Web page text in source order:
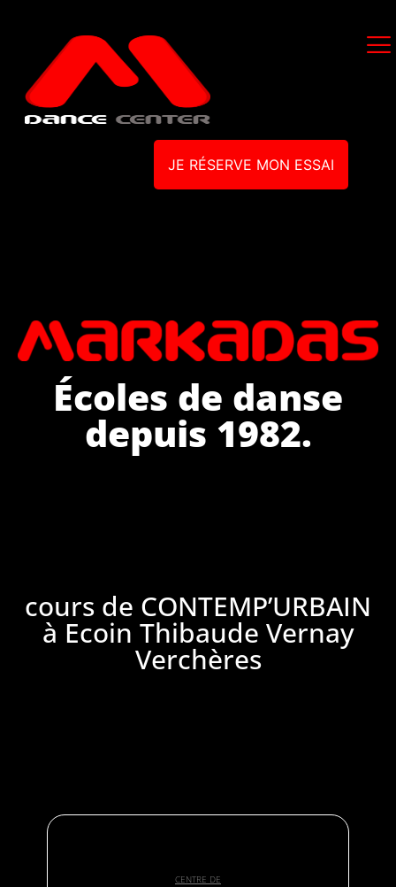
JE RÉSERVE MON ESSAI
Écoles de danse
depuis 1982.
cours de CONTEMP’URBAIN
à Ecoin Thibaude Vernay
Verchères
CENTRE DE